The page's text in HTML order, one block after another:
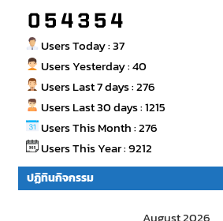
Users Today : 37
Users Yesterday : 40
Users Last 7 days : 276
Users Last 30 days : 1215
Users This Month : 276
Users This Year : 9212
ปฏิทินกิจกรรม